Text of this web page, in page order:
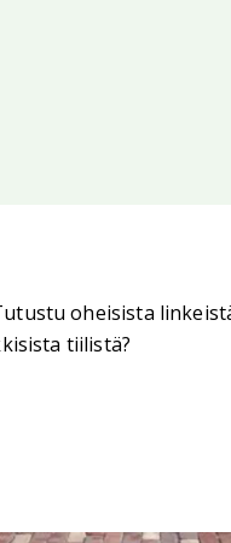
oheisista
tiilistä?